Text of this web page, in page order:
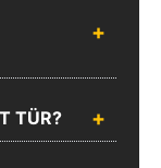
TÜR?